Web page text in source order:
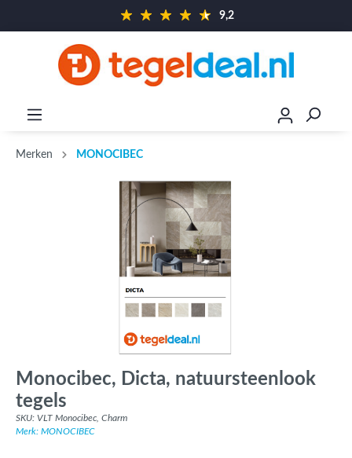
9,2
Merken MONOCIBEC
Monocibec, Dicta, natuursteenlook
tegels
SKU: VLT Monocibec, Charm
Merk: MONOCIBEC